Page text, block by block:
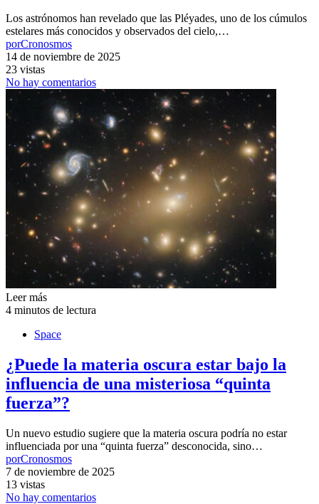
Los astrónomos han revelado que las Pléyades, uno de los cúmulos
estelares más conocidos y observados del cielo,…
porCronosmos
14 de noviembre de 2025
23 vistas
No hay comentarios
Leer más
4 minutos de lectura
Space
¿Puede la materia oscura estar bajo la
influencia de una misteriosa “quinta
fuerza”?
Un nuevo estudio sugiere que la materia oscura podría no estar
influenciada por una “quinta fuerza” desconocida, sino…
porCronosmos
7 de noviembre de 2025
13 vistas
No hay comentarios